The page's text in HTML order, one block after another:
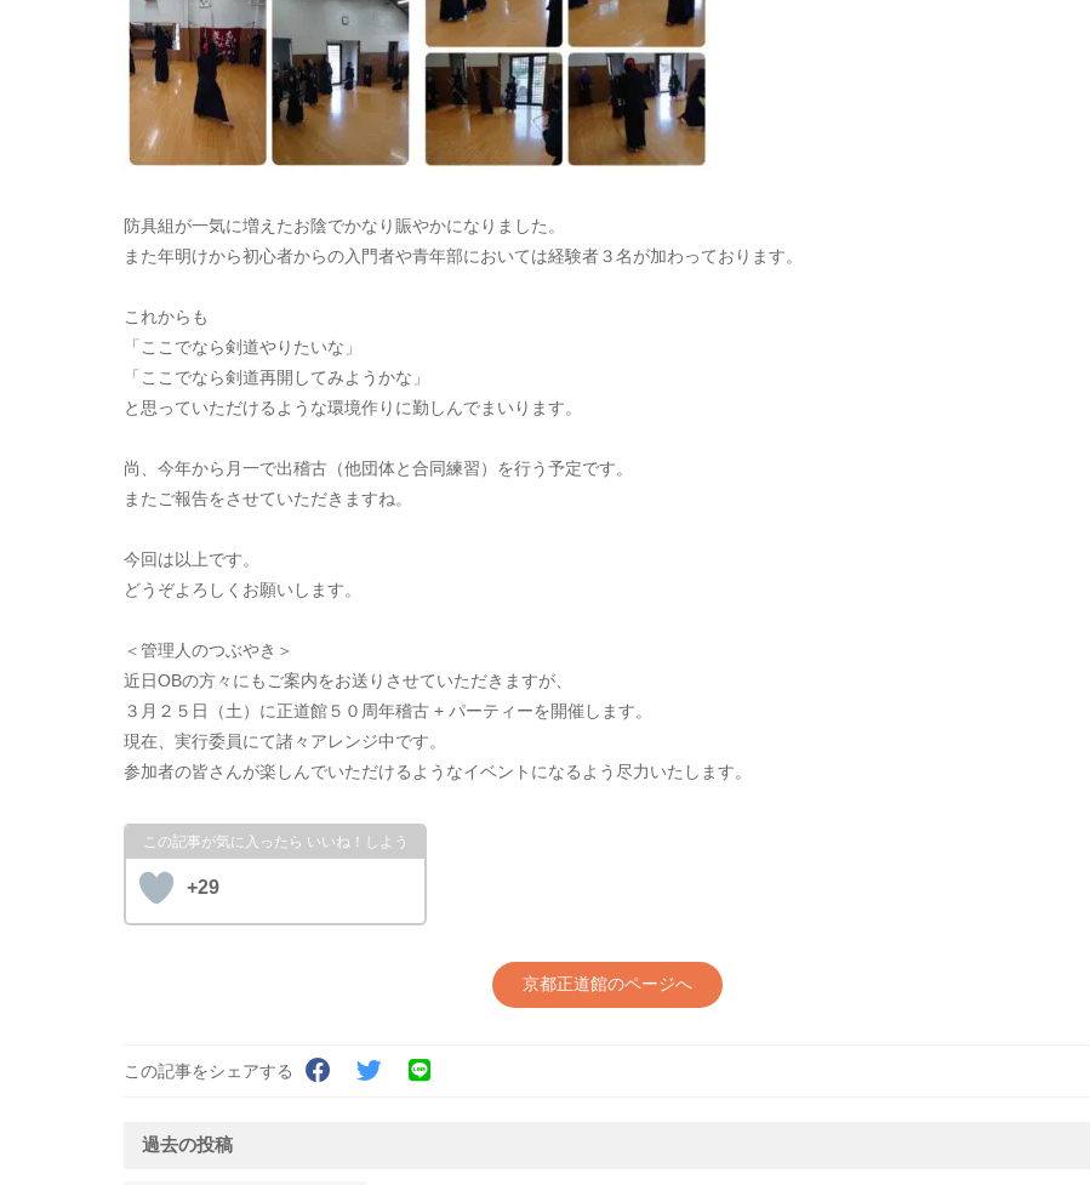
防具組が一気に増えたお陰でかなり賑やかになりました。
また年明けから初心者からの入門者や青年部においては経験者３名が加わっております。
これからも
「ここでなら剣道やりたいな」
「ここでなら剣道再開してみようかな」
と思っていただけるような環境作りに勤しんでまいります。
尚、今年から月一で出稽古（他団体と合同練習）を行う予定です。
またご報告をさせていただきますね。
今回は以上です。
どうぞよろしくお願いします。
＜管理人のつぶやき＞
近日OBの方々にもご案内をお送りさせていただきますが、
３月２５日（土）に正道館５０周年稽古 + パーティーを開催します。
現在、実行委員にて諸々アレンジ中です。
参加者の皆さんが楽しんでいただけるようなイベントになるよう尽力いたします。
+29
京都正道館のページへ
この記事をシェアする
過去の投稿